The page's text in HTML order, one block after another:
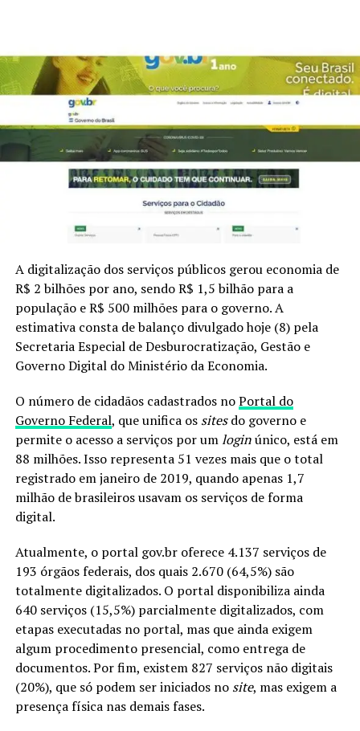
A digitalização dos serviços públicos gerou economia de
R$ 2 bilhões por ano, sendo R$ 1,5 bilhão para a
população e R$ 500 milhões para o governo. A
estimativa consta de balanço divulgado hoje (8) pela
Secretaria Especial de Desburocratização, Gestão e
Governo Digital do Ministério da Economia.
O número de cidadãos cadastrados noPortal do
Governo Federal, que unifica os sitesdo governo e
permite o acesso a serviços por umloginúnico, está em
88 milhões. Isso representa 51 vezes mais que o total
registrado em janeiro de 2019, quando apenas 1,7
milhão de brasileiros usavam os serviços de forma
digital.
Atualmente, o portal gov.br oferece 4.137 serviços de
193 órgãos federais, dos quais 2.670 (64,5%) são
totalmente digitalizados. O portal disponibiliza ainda
640 serviços (15,5%) parcialmente digitalizados, com
etapas executadas no portal, mas que ainda exigem
algum procedimento presencial, como entrega de
documentos. Por fim, existem 827 serviços não digitais
(20%), que só podem ser iniciados no site, mas exigem a
presença física nas demais fases.